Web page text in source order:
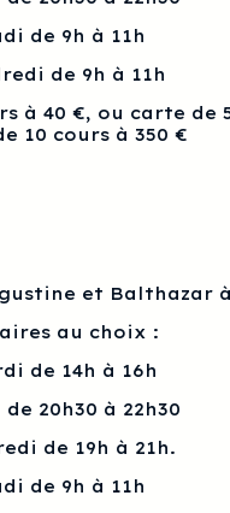
de 9h à 11h
de 9h à 11h
40 €, ou carte de
10 cours à 350 €
et Balthazar
au choix :
de 14h à 16h
20h30 à 22h30
de 19h à 21h.
de 9h à 11h